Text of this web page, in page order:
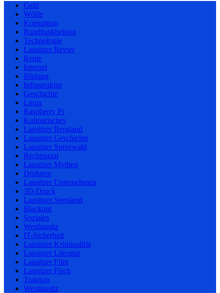
Geld
Wölfe
Korruption
Rundfunkbeitrag
Technologie
Lausitzer Revier
Rente
Internet
Bildung
Infrastruktur
Geschichte
Linux
Raspberry Pi
Kulinarisches
Lausitzer Bergland
Lausitzer Geschichte
Lausitzer Spreewald
Rechtsstaat
Lausitzer Mythen
Drohnen
Lausitzer Unternehmen
3D-Druck
Lausitzer Seenland
Blackout
Soziales
Westlausitz
IT-Sicherheit
Lausitzer Kriminalität
Lausitzer Literatur
Lausitzer Film
Lausitzer Fisch
Traktion
Westlausitz